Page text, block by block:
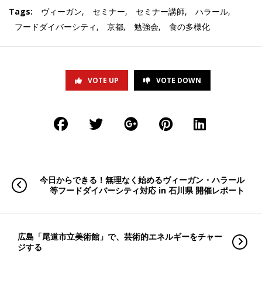
Tags: ヴィーガン, セミナー, セミナー講師, ハラール,
フードダイバーシティ , 京都, 勉強会, 食の多様化
VOTE UP VOTE DOWN
今日からできる！無理なく始めるヴィーガン・ハラール
等フードダイバーシティ対応 in 石川県 開催レポート
広島「尾道市立美術館」で、芸術的エネルギーをチャー
ジする